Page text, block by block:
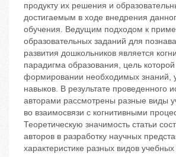
продукту их решения и
достигаемым в ходе внедрения
обучения. Ведущим подходом к
образовательных заданий для
развития дошкольников является
парадигма образования, цель
формировании необходимых знаний,
навыков. В результате проведенного
авторами рассмотрены разные виды
во взаимосвязи с когнитивными
Теоретическую значимость статьи
авторов в разработку научных
характеристике разных видов